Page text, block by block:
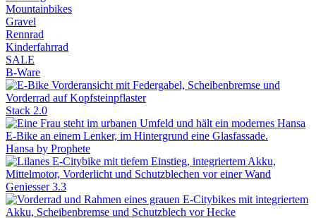
Mountainbikes
Gravel
Rennrad
Kinderfahrrad
SALE
B-Ware
Stack 2.0
Hansa by Prophete
Geniesser 3.3